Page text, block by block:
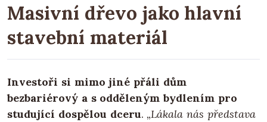
Masivní dřevo jako hlavní
stavební materiál
Investoři si mimo jiné přáli dům
bezbariérový a s odděleným bydlením pro
studující dospělou dceru. „Lákala nás představa